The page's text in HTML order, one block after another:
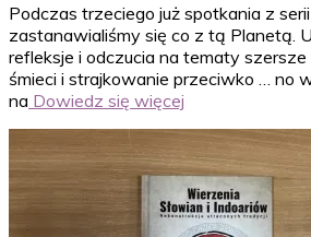
Podczas trzeciego już spotkania z
zastanawialiśmy się co z tą Planetą.
refleksje i odczucia na tematy
śmieci i strajkowanie przeciwko … no
na Dowiedz się więcej